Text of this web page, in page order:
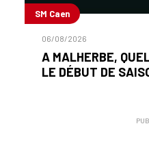
SM Caen
06/08/2026
A MALHERBE,
LE DÉBUT DE